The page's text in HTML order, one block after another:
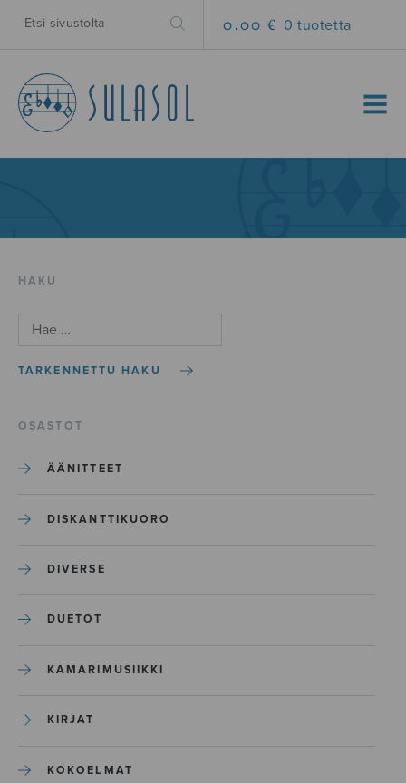
0.00 € 0 tuotetta
MENU
HAKU
TARKENNETTU HAKU
OSASTOT
ÄÄNITTEET
DISKANTTIKUORO
DIVERSE
DUETOT
KAMARIMUSIIKKI
KIRJAT
KOKOELMAT